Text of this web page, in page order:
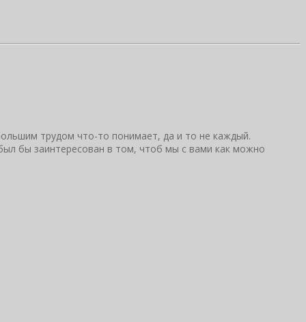
трудом что-то понимает, да и то не каждый.
бы заинтересован в том, чтоб мы с вами как можно